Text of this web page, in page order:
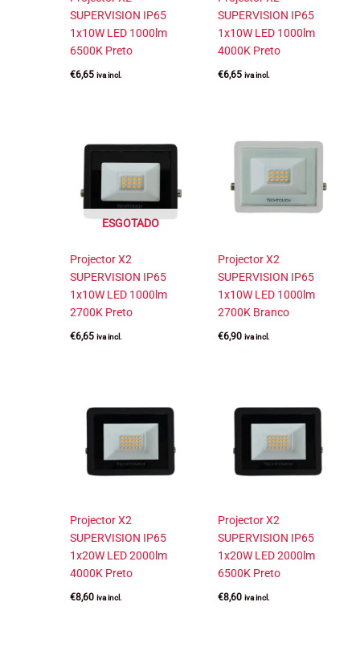
SUPERVISION IP65
1x10W LED 1000lm
6500K Preto
€6,65 iva incl.
SUPERVISION IP65
1x10W LED 1000lm
4000K Preto
€6,65 iva incl.
ESGOTADO
Projector X2
SUPERVISION IP65
1x10W LED 1000lm
2700K Preto
€6,65 iva incl.
Projector X2
SUPERVISION IP65
1x10W LED 1000lm
2700K Branco
€6,90 iva incl.
Projector X2
SUPERVISION IP65
1x20W LED 2000lm
4000K Preto
€8,60 iva incl.
Projector X2
SUPERVISION IP65
1x20W LED 2000lm
6500K Preto
€8,60 iva incl.